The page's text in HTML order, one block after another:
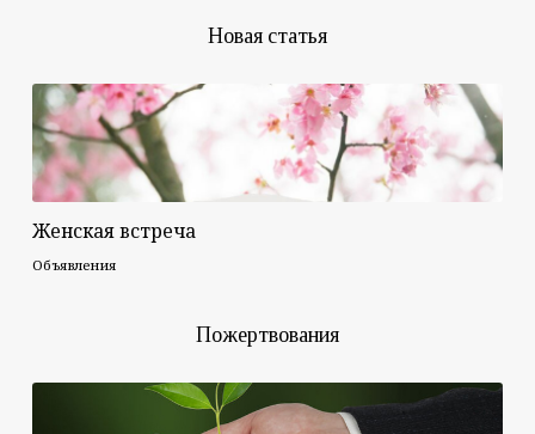
Новая статья
Женская встреча
Объявления
Пожертвования